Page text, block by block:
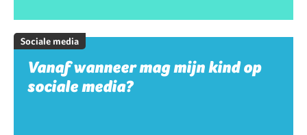
Sociale media
Vanaf wanneer mag mijn kind op
sociale media?